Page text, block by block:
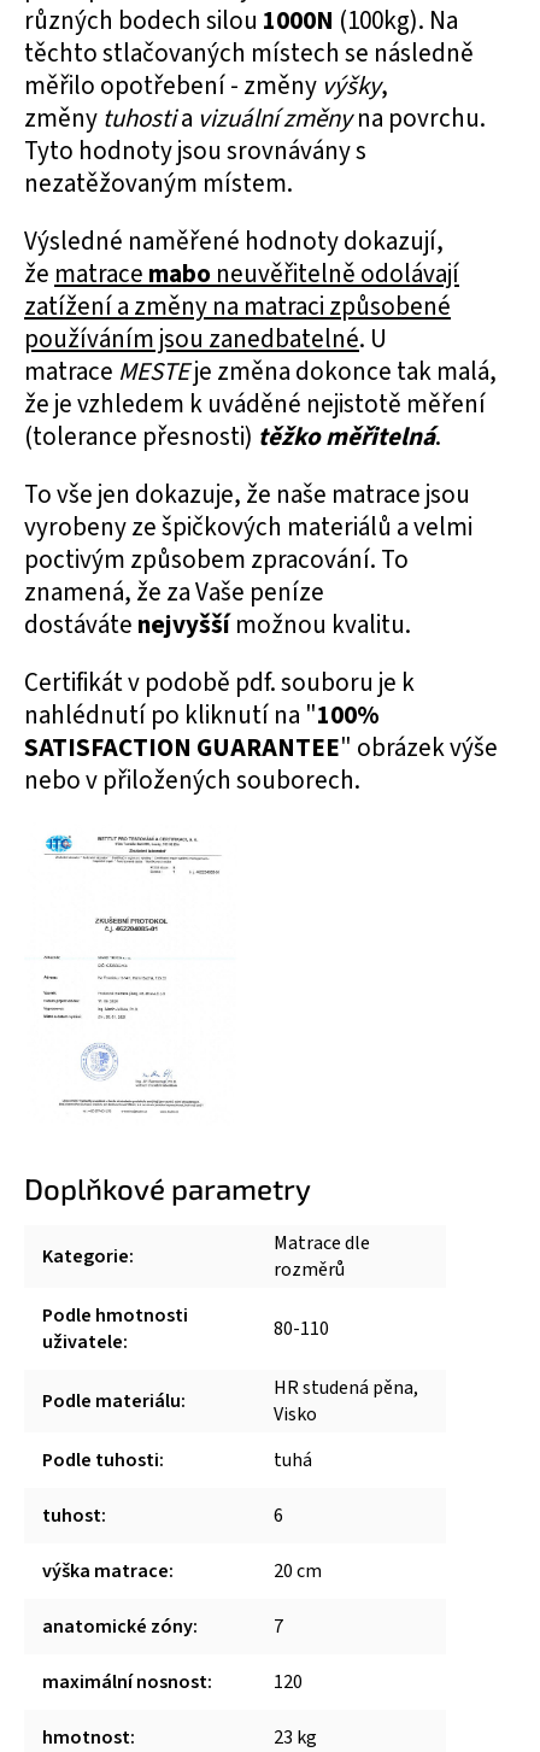
různých bodech silou 1000N (100kg). Na
těchto stlačovaných místech se následně
měřilo opotřebení - změny výšky,
změny tuhostia vizuální změny na povrchu.
Tyto hodnoty jsou srovnávány s
nezatěžovaným místem.
Výsledné naměřené hodnoty dokazují,
že matrace mabo neuvěřitelně odolávají
zatížení a změny na matraci způsobené
používáním jsou zanedbatelné. U
matrace MESTEje změna dokonce tak malá,
že je vzhledem k uváděné nejistotě měření
(tolerance přesnosti) těžko měřitelná.
To vše jen dokazuje, že naše matrace jsou
vyrobeny ze špičkových materiálů a velmi
poctivým způsobem zpracování. To
znamená, že za Vaše peníze
dostáváte nejvyšší možnou kvalitu.
Certifikát v podobě pdf. souboru je k
nahlédnutí po kliknutí na "100%
SATISFACTION GUARANTEE" obrázek výše
nebo v přiložených souborech.
Doplňkové parametry
Kategorie:
Matrace dle
rozměrů
Podle hmotnosti
uživatele: 80-110
Podle materiálu:
HR studená pěna,
Visko
Podle tuhosti: tuhá
tuhost: 6
výška matrace: 20 cm
anatomické zóny: 7
maximální nosnost: 120
hmotnost: 23 kg